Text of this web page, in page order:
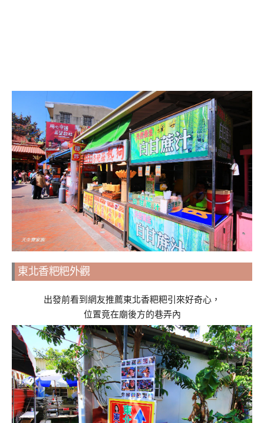
東北香粑粑外觀
出發前看到網友推薦東北香粑粑引來好奇心，
位置竟在廟後方的巷弄內